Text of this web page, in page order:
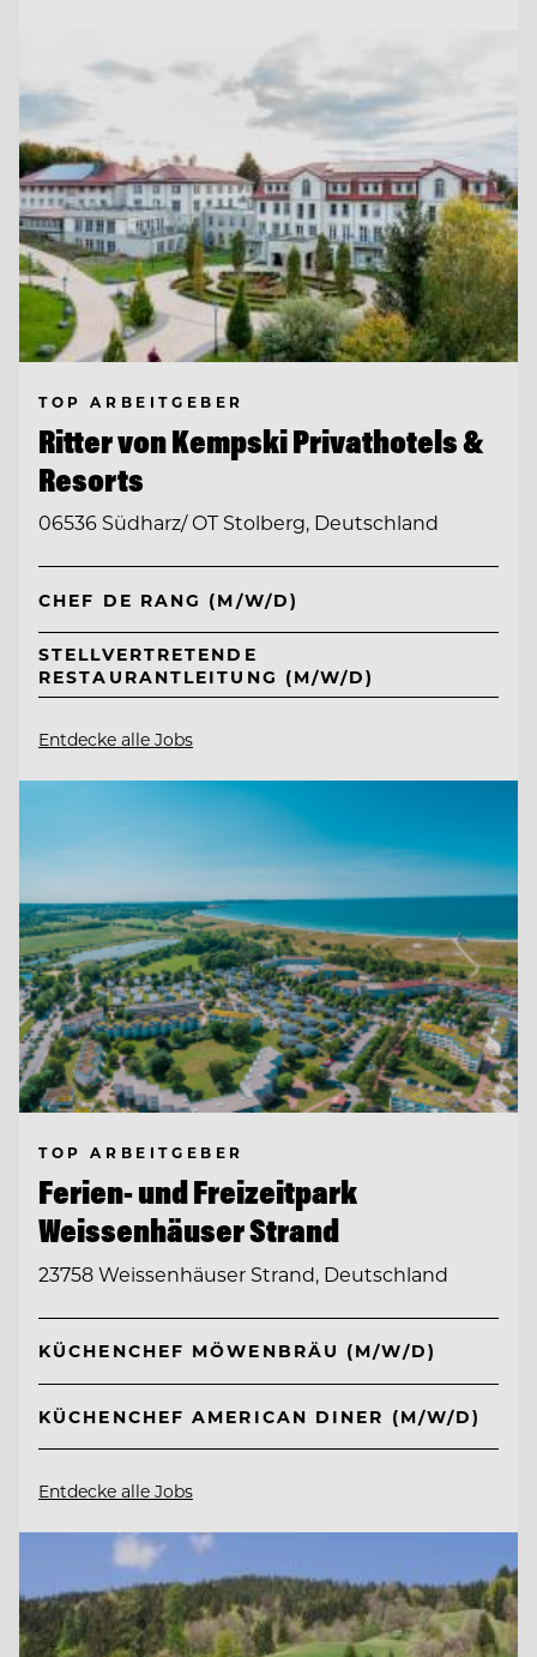
TOP ARBEITGEBER
Ritter von Kempski Privathotels &
Resorts
06536 Südharz/ OT Stolberg, Deutschland
CHEF DE RANG (M/W/D)
STELLVERTRETENDE
RESTAURANTLEITUNG (M/W/D)
Entdecke alle Jobs
TOP ARBEITGEBER
Ferien- und Freizeitpark
Weissenhäuser Strand
23758 Weissenhäuser Strand, Deutschland
KÜCHENCHEF MÖWENBRÄU (M/W/D)
KÜCHENCHEF AMERICAN DINER (M/W/D)
Entdecke alle Jobs